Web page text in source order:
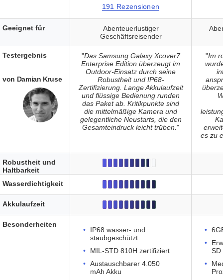
191 Rezensionen
Abenteuerlustiger
Geschäftsreisender
"Das Samsung Galaxy Xcover7
Enterprise Edition überzeugt im
Outdoor-Einsatz durch seine
Robustheit und IP68-
Zertifizierung. Lange Akkulaufzeit
und flüssige Bedienung runden
das Paket ab. Kritikpunkte sind
die mittelmäßige Kamera und
gelegentliche Neustarts, die den
Gesamteindruck leicht trüben."
"Im
es zu
IP68 wasser- und
staubgeschützt
MIL-STD 810H zertifiziert
Austauschbarer 4.050
mAh Akku
SD
Geeignet für
Testergebnis
von Damian Kruse
Robustheit und
Haltbarkeit
Wasserdichtigkeit
Akkulaufzeit
Besonderheiten